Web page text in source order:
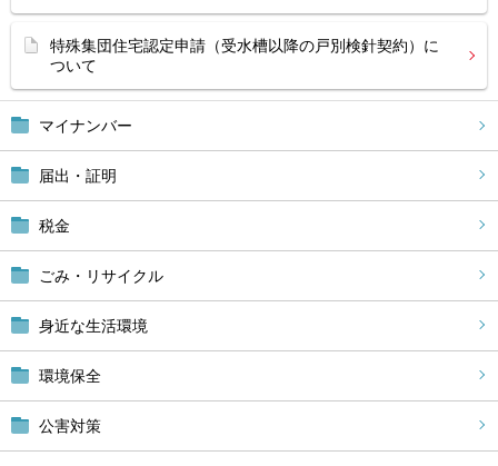
マイナンバー
届出・証明
税金
ごみ・リサイクル
身近な生活環境
環境保全
公害対策
特殊集団住宅認定申請（受水槽以降の戸別検針契約）に
ついて